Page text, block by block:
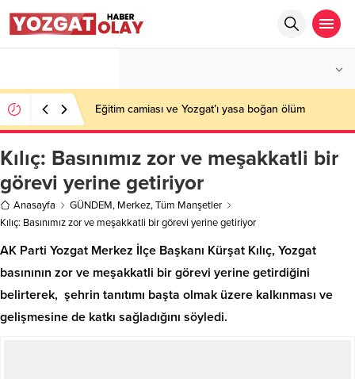
Eğitim camiası ve Yozgat’ı yasa boğan ölüm
Kılıç: Basınımız zor ve meşakkatli bir
görevi yerine getiriyor
Anasayfa GÜNDEM, Merkez,Tüm Manşetler
Kılıç: Basınımız zor ve meşakkatli bir görevi yerine getiriyor
AK Parti Yozgat Merkez İlçe Başkanı Kürşat Kılıç, Yozgat
basınının zor ve meşakkatli bir görevi yerine getirdiğini
belirterek, şehrin tanıtımı başta olmak üzere kalkınması ve
gelişmesine de katkı sağladığını söyledi.